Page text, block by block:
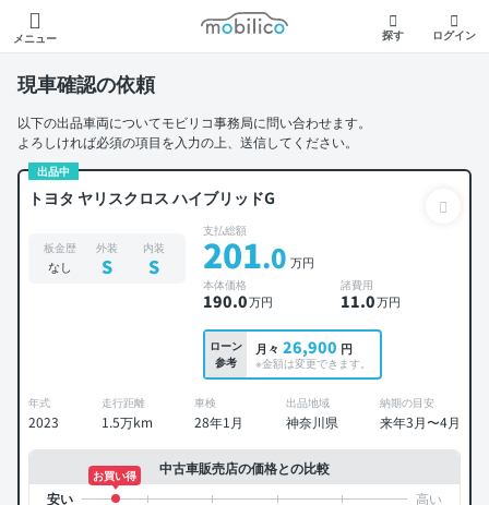
メニュー
モビリコ
探す ログイン
現車確認の依頼
以下の出品車両についてモビリコ事務局に問い合わせます。
よろしければ必須の項目を入力の上、送信してください。
出品中
トヨタ ヤリスクロス ハイブリッドG
板金歴
なし
外装
S
内装
S
支払総額
201.0 万円
本体価格
190.0万円
諸費用
11.0万円
ローン
参考
月々 26,900 円
※金額は変更できます。
年式
2023
走行距離
1.5万km
車検
28年1月
出品地域
神奈川県
納期の目安
来年3月〜4月
中古車販売店の価格との比較
お買い得